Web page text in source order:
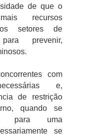
de que o
recursos
setores de
prevenir,
com
e,
de restrição
quando se
para uma
se